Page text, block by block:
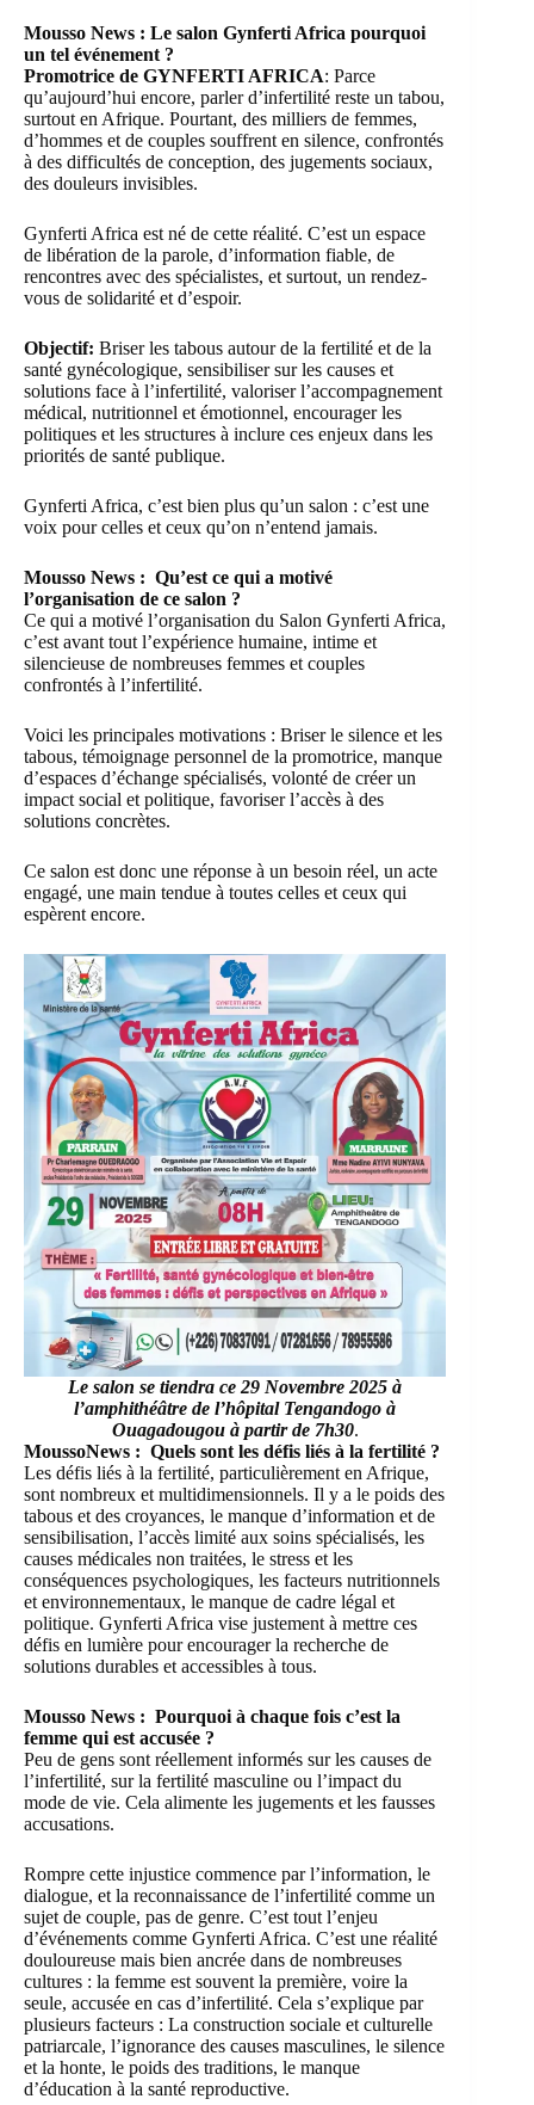
Mousso News : Le salon Gynferti Africa pourquoi
un tel événement ?
Promotrice de GYNFERTI AFRICA: Parce
qu’aujourd’hui encore, parler d’infertilité reste un tabou,
surtout en Afrique. Pourtant, des milliers de femmes,
d’hommes et de couples souffrent en silence, confrontés
à des difficultés de conception, des jugements sociaux,
des douleurs invisibles.
Gynferti Africa est né de cette réalité. C’est un espace
de libération de la parole, d’information fiable, de
rencontres avec des spécialistes, et surtout, un rendez-
vous de solidarité et d’espoir.
Objectif: Briser les tabous autour de la fertilité et de la
santé gynécologique, sensibiliser sur les causes et
solutions face à l’infertilité, valoriser l’accompagnement
médical, nutritionnel et émotionnel, encourager les
politiques et les structures à inclure ces enjeux dans les
priorités de santé publique.
Gynferti Africa, c’est bien plus qu’un salon : c’est une
voix pour celles et ceux qu’on n’entend jamais.
Mousso News : Qu’est ce qui a motivé
l’organisation de ce salon ?
Ce qui a motivé l’organisation du Salon Gynferti Africa,
c’est avant tout l’expérience humaine, intime et
silencieuse de nombreuses femmes et couples
confrontés à l’infertilité.
Voici les principales motivations : Briser le silence et les
tabous, témoignage personnel de la promotrice, manque
d’espaces d’échange spécialisés, volonté de créer un
impact social et politique, favoriser l’accès à des
solutions concrètes.
Ce salon est donc une réponse à un besoin réel, un acte
engagé, une main tendue à toutes celles et ceux qui
espèrent encore.
Le salon se tiendra ce 29 Novembre 2025 à
l’amphithéâtre de l’hôpital Tengandogo à
Ouagadougou à partir de 7h30.
MoussoNews : Quels sont les défis liés à la fertilité ?
Les défis liés à la fertilité, particulièrement en Afrique,
sont nombreux et multidimensionnels. Il y a le poids des
tabous et des croyances, le manque d’information et de
sensibilisation, l’accès limité aux soins spécialisés, les
causes médicales non traitées, le stress et les
conséquences psychologiques, les facteurs nutritionnels
et environnementaux, le manque de cadre légal et
politique. Gynferti Africa vise justement à mettre ces
défis en lumière pour encourager la recherche de
solutions durables et accessibles à tous.
Mousso News : Pourquoi à chaque fois c’est la
femme qui est accusée ?
Peu de gens sont réellement informés sur les causes de
l’infertilité, sur la fertilité masculine ou l’impact du
mode de vie. Cela alimente les jugements et les fausses
accusations.
Rompre cette injustice commence par l’information, le
dialogue, et la reconnaissance de l’infertilité comme un
sujet de couple, pas de genre. C’est tout l’enjeu
d’événements comme Gynferti Africa. C’est une réalité
douloureuse mais bien ancrée dans de nombreuses
cultures : la femme est souvent la première, voire la
seule, accusée en cas d’infertilité. Cela s’explique par
plusieurs facteurs : La construction sociale et culturelle
patriarcale, l’ignorance des causes masculines, le silence
et la honte, le poids des traditions, le manque
d’éducation à la santé reproductive.